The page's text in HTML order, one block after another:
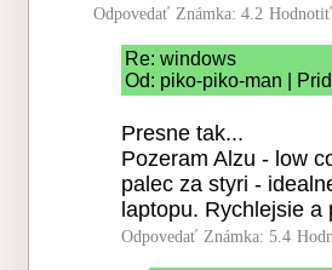
Odpovedať Známka: 4.2
Re: windows
Od: piko-piko-man |
Presne tak...
Pozeram Alzu - low
palec za styri -
laptopu. Rychlejsie a
Odpovedať Známka: 5.4